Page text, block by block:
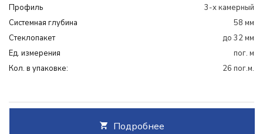
Профиль
3-х камерный
Системная глубина
58 мм
Cтеклопакет
до 32 мм
Ед. измерения
пог. м
Кол. в упаковке:
26 пог.м.
Подробнее